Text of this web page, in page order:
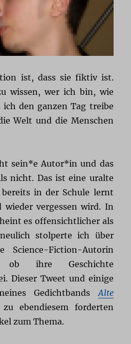
ist, dass sie fiktiv ist.
wissen, wer ich bin, wie
den ganzen Tag treibe
Welt und die Menschen
sein*e Autor*in und das
nicht. Das ist eine uralte
in der Schule lernt
vergessen wird. In
es offensichtlicher als
stolperte ich über
Science-Fiction-Autorin
ob ihre Geschichte
Dieser Tweet und einige
Gedichtbands Alte
ebendiesem forderten
zum Thema.